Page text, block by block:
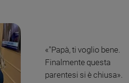
«"Papà, ti voglio bene.
Finalmente questa
parentesi si è chiusa».